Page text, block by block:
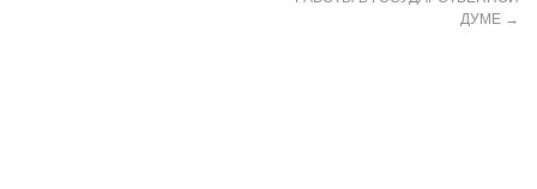
ДУМЕ →